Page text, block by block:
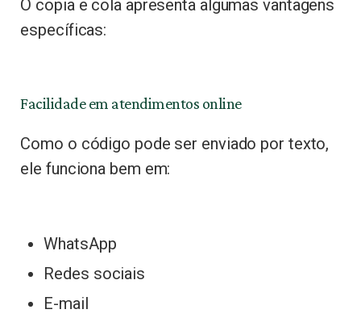
O copia e cola apresenta algumas vantagens
específicas:
Facilidade em atendimentos online
Como o código pode ser enviado por texto,
ele funciona bem em:
WhatsApp
Redes sociais
E-mail